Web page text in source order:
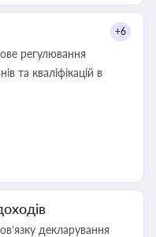
+6
регулювання
та кваліфікацій в
декларування